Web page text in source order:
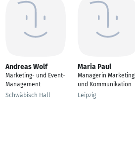
Andreas Wolf
Marketing- und Event-
Management
Schwäbisch Hall
Maria Paul
Managerin Marketing
und Kommunikation
Leipzig